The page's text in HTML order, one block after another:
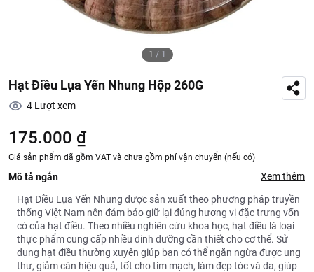
1 / 1
Hạt Điều Lụa Yến Nhung Hộp 260G
4 Lượt xem
175.000 ₫
Giá sản phẩm đã gồm VAT và chưa gồm phí vận chuyển (nếu có)
Mô tả ngắn Xem thêm
Hạt Điều Lụa Yến Nhung được sản xuất theo phương pháp truyền
thống Việt Nam nên đảm bảo giữ lại đúng hương vị đặc trưng vốn
có của hạt điều. Theo nhiều nghiên cứu khoa học, hạt điều là loại
thực phẩm cung cấp nhiều dinh dưỡng cần thiết cho cơ thể. Sử
dụng hạt điều thường xuyên giúp bạn có thể ngăn ngừa được ung
thư, giảm cân hiệu quả, tốt cho tim mạch, làm đẹp tóc và da, giúp